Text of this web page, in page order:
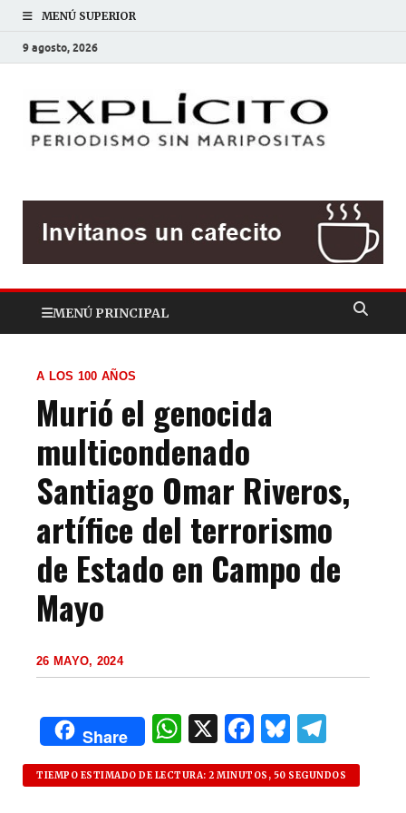
MENÚ SUPERIOR
9 agosto, 2026
MENÚ PRINCIPAL
A LOS 100 AÑOS
Murió el genocida
multicondenado
Santiago Omar Riveros,
artífice del terrorismo
de Estado en Campo de
Mayo
26 MAYO, 2024
Share
W
h
at
X F
a
c
B
lu
es
el
e
TIEMPO ESTIMADO DE LECTURA: 2 MINUTOS, 50 SEGUNDOS